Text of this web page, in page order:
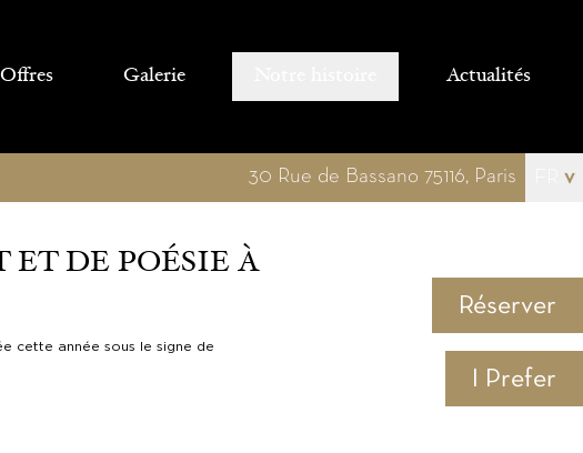
Offres Galerie Actualités
30 Rue de Bassano 75116, Paris v
Réserver
I Prefer
ET DE POÉSIE À
cette année sous le signe de